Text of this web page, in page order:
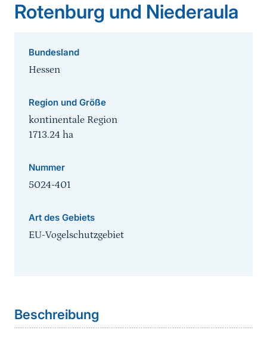
Rotenburg und Niederaula
Bundesland
Hessen
Region und Größe
kontinentale Region
1713.24 ha
Nummer
5024-401
Art des Gebiets
EU-Vogelschutzgebiet
Beschreibung